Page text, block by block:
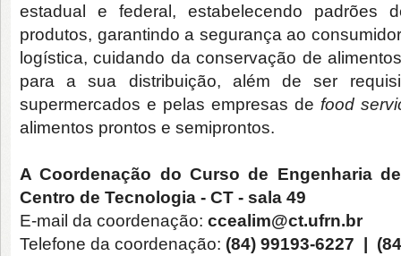
estadual e federal, estabelecendo padrões
produtos, garantindo a segurança ao
logística, cuidando da conservação de
para a sua distribuição, além de ser
supermercados e pelas empresas de food
alimentos prontos e semiprontos.
A Coordenação do Curso de Engenharia
Centro de Tecnologia - CT - sala 49
E-mail da coordenação: ccealim@ct.ufrn.br
Telefone da coordenação: (84) 99193-6227 |